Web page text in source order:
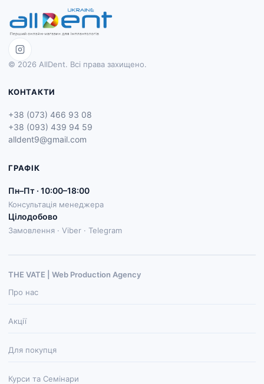
© 2026 AllDent. Всі права захищено.
КОНТАКТИ
+38 (073) 466 93 08
+38 (093) 439 94 59
alldent9@gmail.com
ГРАФІК
Пн–Пт · 10:00–18:00
Консультація менеджера
Цілодобово
Замовлення · Viber · Telegram
THE VATE | Web Production Agenсy
Про нас
Акції
Для покупця
Курси та Семінари